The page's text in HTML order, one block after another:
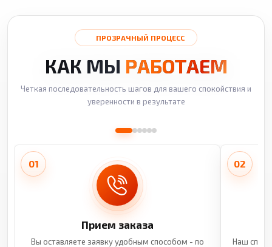
ПРОЗРАЧНЫЙ ПРОЦЕСС
КАК МЫ РАБОТАЕМ
Четкая последовательность шагов для вашего спокойствия и
уверенности в результате
01
Прием заказа
Вы оставляете заявку удобным способом - по
02
Наш